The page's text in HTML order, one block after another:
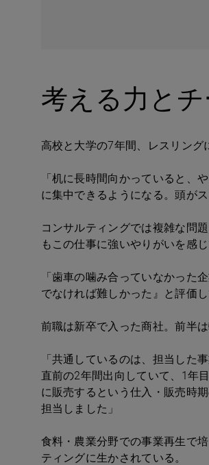
考える力と
高校と大学の7年間、レスリング
「机に長時間向かっていると、
に集中できるようになる。頭が
コンサルティングでは複雑な問
もこの仕事に強いやりがいを感じ
「歯車の噛み合っていなかった
でなければ難しかった』と評価
前職は新卒で入った商社。前半
「共通しているのは、担当した
直前の2年間出向していて、1年
に販売するという仕入・販売時
担当しました」
食料・農業分野での事業再生で
ティングに生かされている。